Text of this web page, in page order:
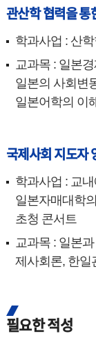
관산학 협력을 통
학과사업 : 산
교과목 : 일본
일본의 사회변
일본어학의 이
국제사회 지도자
학과사업 : 교
일본자매대학
초청 콘서트
교과목 : 일본
제사회론, 한일
필요한 적성